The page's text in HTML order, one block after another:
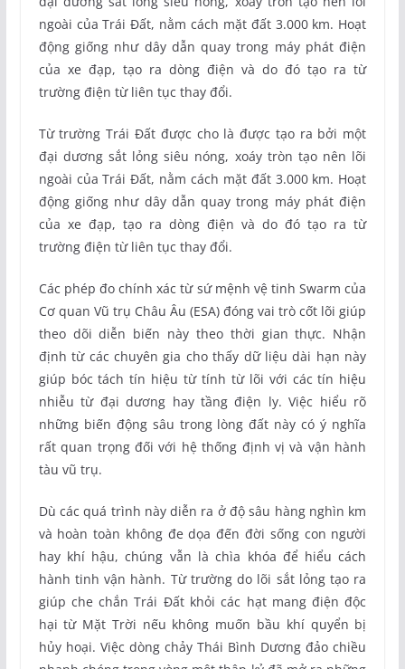
ngoài của Trái Đất, nằm cách mặt đất 3.000 km. Hoạt
động giống như dây dẫn quay trong máy phát điện
của xe đạp, tạo ra dòng điện và do đó tạo ra từ
trường điện từ liên tục thay đổi.
Từ trường Trái Đất được cho là được tạo ra bởi một
đại dương sắt lỏng siêu nóng, xoáy tròn tạo nên lõi
ngoài của Trái Đất, nằm cách mặt đất 3.000 km. Hoạt
động giống như dây dẫn quay trong máy phát điện
của xe đạp, tạo ra dòng điện và do đó tạo ra từ
trường điện từ liên tục thay đổi.
Các phép đo chính xác từ sứ mệnh vệ tinh Swarm của
Cơ quan Vũ trụ Châu Âu (ESA) đóng vai trò cốt lõi giúp
theo dõi diễn biến này theo thời gian thực. Nhận
định từ các chuyên gia cho thấy dữ liệu dài hạn này
giúp bóc tách tín hiệu từ tính từ lõi với các tín hiệu
nhiễu từ đại dương hay tầng điện ly. Việc hiểu rõ
những biến động sâu trong lòng đất này có ý nghĩa
rất quan trọng đối với hệ thống định vị và vận hành
tàu vũ trụ.
Dù các quá trình này diễn ra ở độ sâu hàng nghìn km
và hoàn toàn không đe dọa đến đời sống con người
hay khí hậu, chúng vẫn là chìa khóa để hiểu cách
hành tinh vận hành. Từ trường do lõi sắt lỏng tạo ra
giúp che chắn Trái Đất khỏi các hạt mang điện độc
hại từ Mặt Trời nếu không muốn bầu khí quyển bị
hủy hoại. Việc dòng chảy Thái Bình Dương đảo chiều